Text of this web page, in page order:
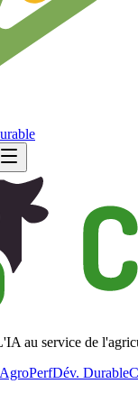
au service de
AgroPerfDév. Durable